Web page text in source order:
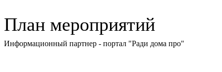
План мероприятий
Информационный партнер - портал "Ради дома про"